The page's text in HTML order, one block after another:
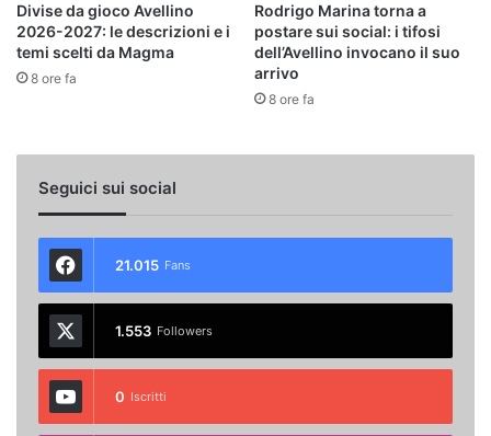
Divise da gioco Avellino
2026-2027: le descrizioni e i
temi scelti da Magma
8 ore fa
Rodrigo Marina torna a
postare sui social: i tifosi
dell’Avellino invocano il suo
arrivo
8 ore fa
Seguici sui social
21.015 Fans
1.553 Followers
0 Iscritti